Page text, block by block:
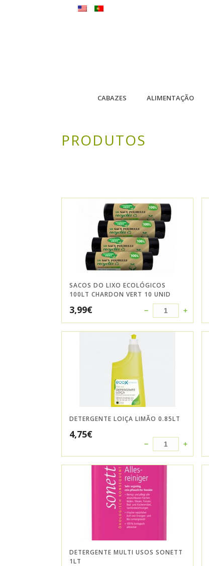
CABAZES ALIMENTAÇÃO
PRODUTOS
SACOS DO LIXO ECOLÓGICOS
100LT CHARDON VERT 10 UNID
3,99€
DETERGENTE LOIÇA LIMÃO 0.85LT
4,75€
DETERGENTE MULTI USOS SONETT
1LT